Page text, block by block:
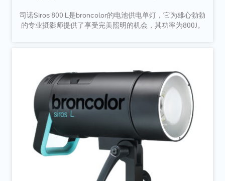
司诺Siros 800 L是broncolor的电池供电单灯，它为雄心勃勃
的专业摄影师提供了享受完美照明的机会，其功率为800J。